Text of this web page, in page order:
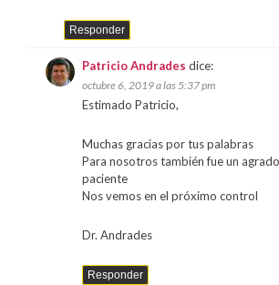
Responder
Patricio Andrades dice:
octubre 6, 2019 a las 5:37 pm
Estimado Patricio,
Muchas gracias por tus palabras
Para nosotros también fue un
paciente
Nos vemos en el próximo control
Dr. Andrades
Responder